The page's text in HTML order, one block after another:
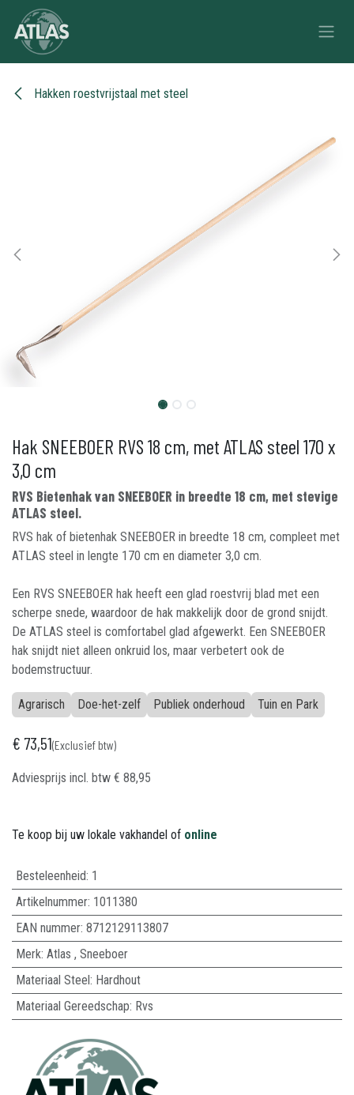
Overslaan naar inhoud
Hakken roestvrijstaal met steel
Hak SNEEBOER RVS 18 cm, met ATLAS steel 170 x
3,0 cm
RVS Bietenhak van SNEEBOER in breedte 18 cm, met stevige
ATLAS steel.
RVS hak of bietenhak SNEEBOER in breedte 18 cm, compleet met
ATLAS steel in lengte 170 cm en diameter 3,0 cm.
Een RVS SNEEBOER hak heeft een glad roestvrij blad met een
scherpe snede, waardoor de hak makkelijk door de grond snijdt.
De ATLAS steel is comfortabel glad afgewerkt. Een SNEEBOER
hak snijdt niet alleen onkruid los, maar verbetert ook de
bodemstructuur.
Agrarisch Doe-het-zelf Publiek onderhoud Tuin en Park
€ 73,51(Exclusief btw)
Adviesprijs incl. btw € 88,95
Te koop bij uw lokale vakhandel of online
Besteleenheid: 1
Artikelnummer: 1011380
EAN nummer: 8712129113807
Merk: Atlas , Sneeboer
Materiaal Steel: Hardhout
Materiaal Gereedschap: Rvs